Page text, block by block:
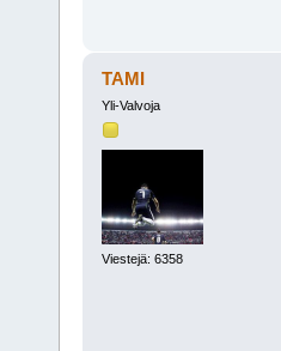
TAMI
Yli-Valvoja
Viestejä: 6358